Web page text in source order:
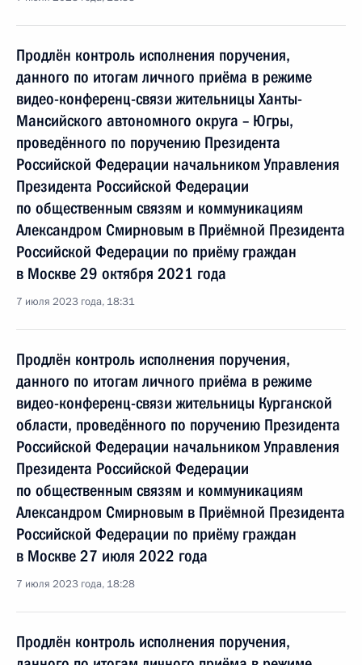
Продлён контроль исполнения поручения,
данного по итогам личного приёма в режиме
видео-конференц-связи жительницы Ханты-
Мансийского автономного округа – Югры,
проведённого по поручению Президента
Российской Федерации начальником Управления
Президента Российской Федерации
по общественным связям и коммуникациям
Александром Смирновым в Приёмной Президента
Российской Федерации по приёму граждан
в Москве 29 октября 2021 года
7 июля 2023 года, 18:31
Продлён контроль исполнения поручения,
данного по итогам личного приёма в режиме
видео-конференц-связи жительницы Курганской
области, проведённого по поручению Президента
Российской Федерации начальником Управления
Президента Российской Федерации
по общественным связям и коммуникациям
Александром Смирновым в Приёмной Президента
Российской Федерации по приёму граждан
в Москве 27 июля 2022 года
7 июля 2023 года, 18:28
Продлён контроль исполнения поручения,